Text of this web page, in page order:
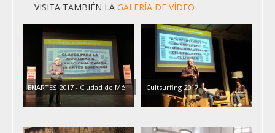
VISITA TAMBIÉN LA GALERÍA DE VÍDEO
ENARTES 2017 - Ciudad de Mé... Cultsurfing 2017